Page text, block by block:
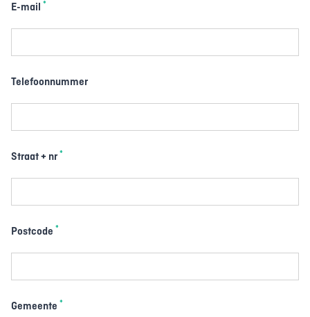
E-mail *
Telefoonnummer
Straat + nr *
Postcode *
Gemeente *